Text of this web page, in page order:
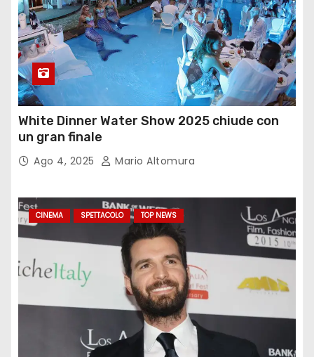
White Dinner Water Show 2025 chiude con
un gran finale
Ago 4, 2025 Mario Altomura
CINEMA SPETTACOLO TOP NEWS